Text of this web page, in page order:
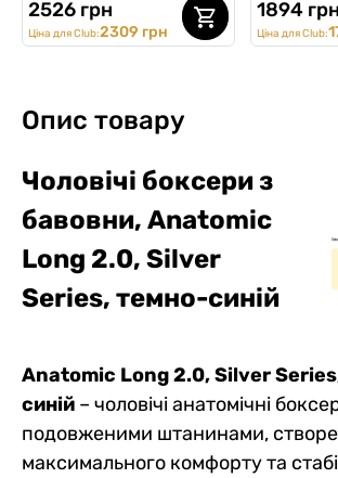
2526 грн
Ціна для Club:2309 грн
1894 грн
Ціна для Club:
Опис товару
Чоловічі боксери з
бавовни, Anatomic
Long 2.0, Silver
Series, темно-синій
Anatomic Long 2.0, Silver
синій – чоловічі анатомічні
подовженими штанинами,
максимального комфорту та